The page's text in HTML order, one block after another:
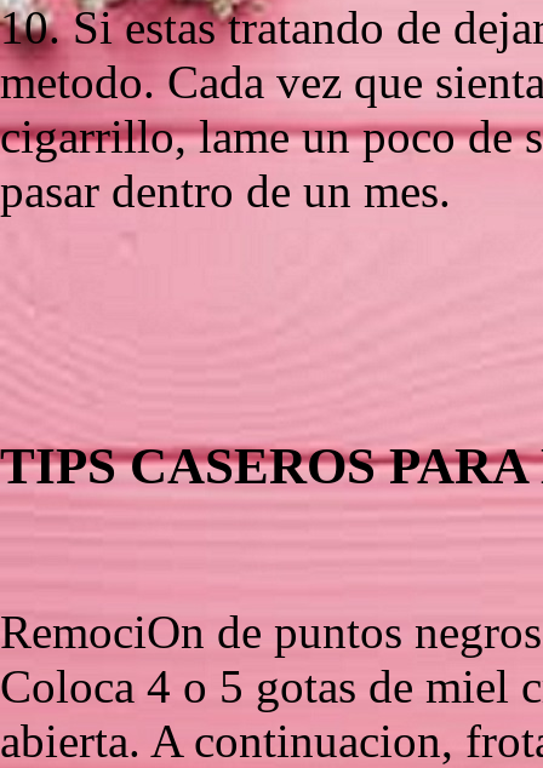
10. Si estas tratando de
metodo. Cada vez que
cigarrillo, lame un poco de
pasar dentro de un mes.
TIPS CASEROS
RemociOn de puntos
Coloca 4 o 5 gotas de miel
abierta. A continuacion,